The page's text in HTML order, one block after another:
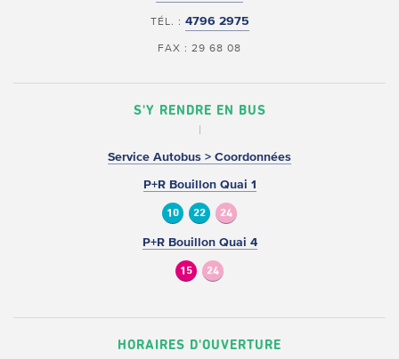
TÉL. : 4796 2975
FAX : 29 68 08
S'Y RENDRE EN BUS
Service Autobus > Coordonnées
P+R Bouillon Quai 1
10 22 24
P+R Bouillon Quai 4
15 24
HORAIRES D'OUVERTURE